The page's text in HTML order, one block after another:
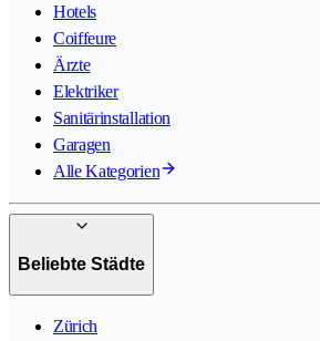
Hotels
Coiffeure
Ärzte
Elektriker
Sanitärinstallation
Garagen
Alle Kategorien
Beliebte Städte
Zürich